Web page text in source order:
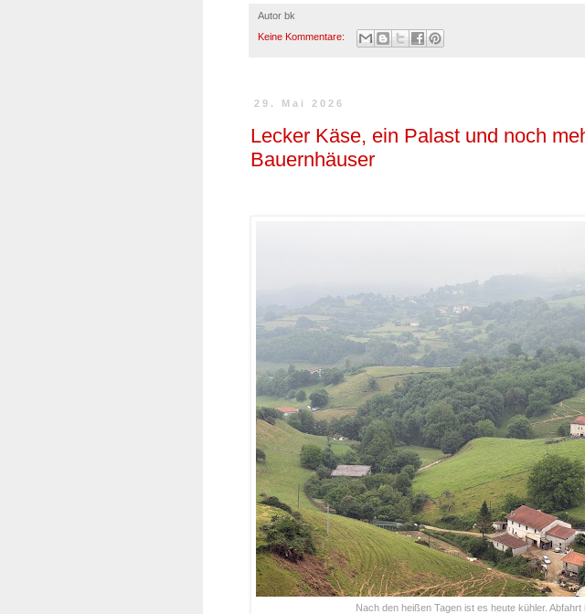
Autor bk
Keine Kommentare:
29. Mai 2026
Lecker Käse, ein Palast und noch
Bauernhäuser
Nach den heißen Tagen ist es heute kühler. Abfahrt